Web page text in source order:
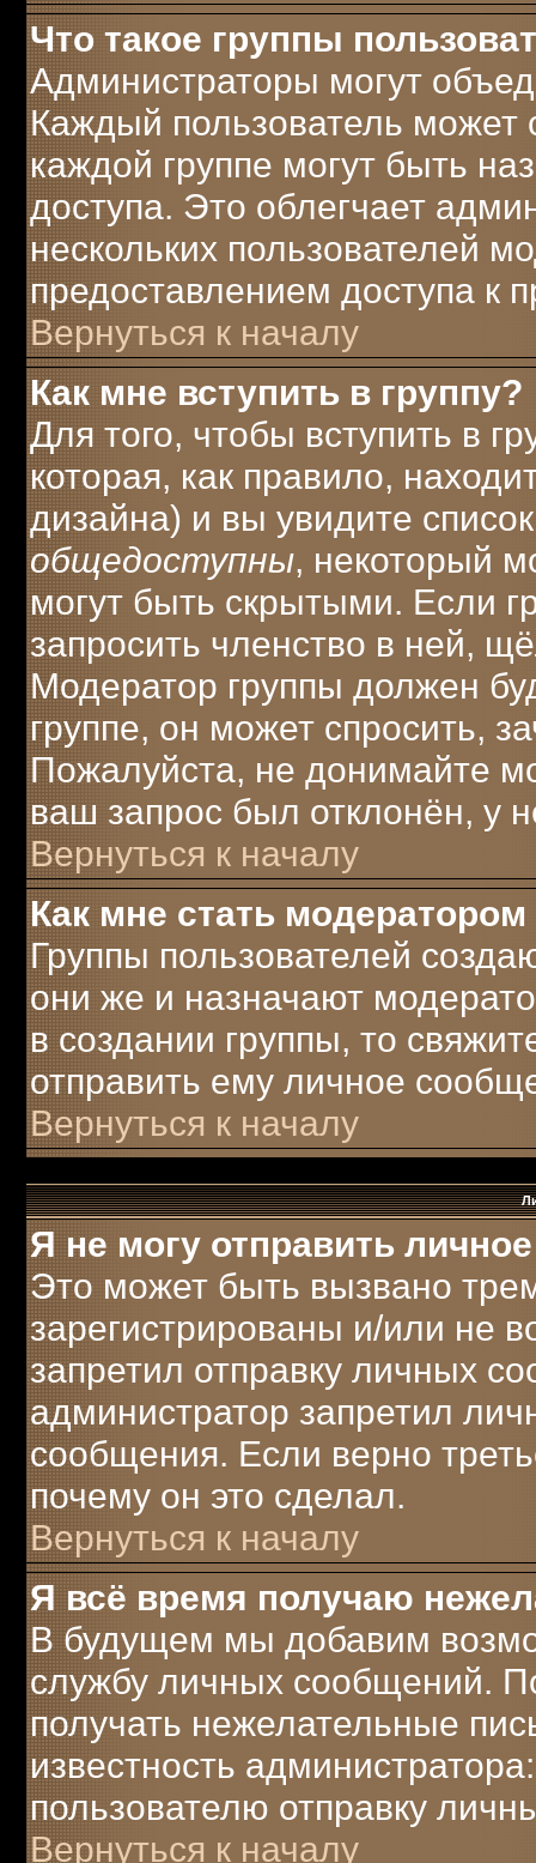
Что такое группы
Администраторы могут
Каждый пользователь может
каждой группе могут быть
доступа. Это облегчает
нескольких пользователей
предоставлением доступа к
Вернуться к началу
Как мне вступить в группу?
Для того, чтобы вступить в
которая, как правило,
дизайна) и вы увидите
общедоступны, некоторый
могут быть скрытыми. Если
запросить членство в ней,
Модератор группы должен
группе, он может спросить,
Пожалуйста, не донимайте
ваш запрос был отклонён, у
Вернуться к началу
Как мне стать
Группы пользователей
они же и назначают
в создании группы, то
отправить ему личное
Вернуться к началу
Я не могу отправить
Это может быть вызвано
зарегистрированы и/или не
запретил отправку личных
администратор запретил
сообщения. Если верно
почему он это сделал.
Вернуться к началу
Я всё время получаю
В будущем мы добавим
службу личных сообщений.
получать нежелательные
известность
пользователю отправку
Вернуться к началу